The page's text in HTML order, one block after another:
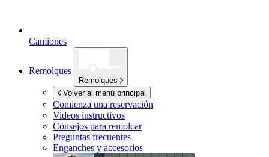
Camiones
Remolques
Remolques
Volver al menú principal
Comienza una reservación
Videos instructivos
Consejos para remolcar
Preguntas frecuentes
Enganches y accesorios